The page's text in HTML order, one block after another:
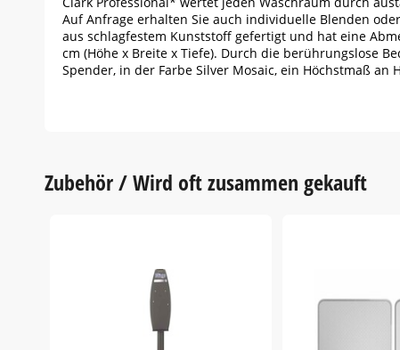
Auf Anfrage erhalten Sie auch individuelle Blenden
aus schlagfestem Kunststoff gefertigt und hat eine
cm (Höhe x Breite x Tiefe). Durch die berührungslose
Spender, in der Farbe Silver Mosaic, ein Höchstmaß an
Zubehör / Wird oft zusammen gekauft